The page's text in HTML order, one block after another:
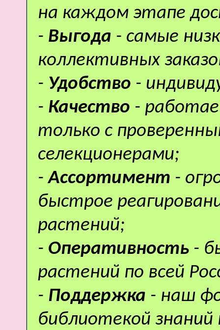
на каждом этапе
- Выгода - самые
коллективных
- Удобство -
- Качество -
только с
селекционерами;
-Ассортимент -
быстрое
растений;
- Оперативность -
растений по всей
- Поддержка - наш
библиотекой